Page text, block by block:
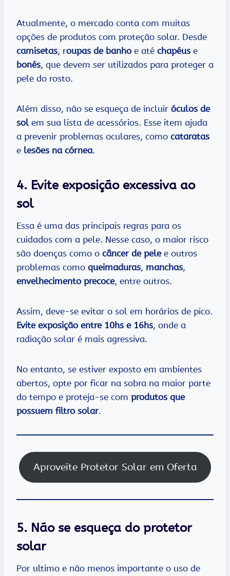
Atualmente, o mercado conta com muitas
opções de produtos com proteção solar. Desde
camisetas, roupas de banhoe até chapéus e
bonés, que devem ser utilizados para proteger a
pele do rosto.
Além disso, não se esqueça de incluir óculos de
solem sua lista de acessórios. Esse item ajuda
a prevenir problemas oculares, como cataratas
e lesões na córnea.
4. Evite exposição excessiva ao
sol
Essa é uma das principais regras para os
cuidados com a pele. Nesse caso, o maior risco
são doenças como o câncer de pelee outros
problemas como queimaduras, manchas,
envelhecimento precoce, entre outros.
Assim, deve-se evitar o sol em horários de pico.
Evite exposição entre 10hs e 16hs, onde a
radiação solar é mais agressiva.
No entanto, se estiver exposto em ambientes
abertos, opte por ficar na sobra na maior parte
do tempo e proteja-se com produtos que
possuem filtro solar.
Aproveite Protetor Solar em Oferta
5. Não se esqueça do protetor
solar
Por ultimo e não menos importante o uso de